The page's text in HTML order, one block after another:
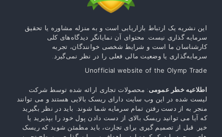
این نشریه یک ارتباط بازاریابی است و به منزله مشاوره یا تحقیق
سرمایه گذاری نیست. محتوای آن نمایانگر دیدگاه‌های کلی
کارشناسان ما است و شرایط شخصی خوانندگان، تجربه
سرمایه‌گذاری یا وضعیت مالی فعلی را در نظر نمی‌گیرد.
Unofficial website of the Olymp Trade
اطلاعیه خطر عمومی: محصولات تجاری ارائه شده توسط شرکت
لیست شده در این وب سایت دارای ریسک بالایی هستند و می توانند
منجر به از دست رفتن تمام سرمایه شما شوند. باید در نظر بگیرید
که آیا می توانید ریسک بالای از دست دادن پول خود را بپذیرید یا
خیر. قبل از تصمیم گیری برای تجارت، باید مطمئن شوید که ریسک